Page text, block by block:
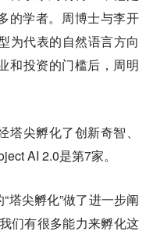
的学者。周博士与李开
为代表的自然语言方向
和投资的门槛后，周明
尖孵化了创新奇智、
AI 2.0是第7家。
塔尖孵化”做了进一步阐
们有很多能力来孵化这